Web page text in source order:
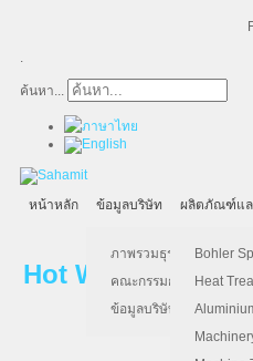
.
ค้นหา...
หน้าหลัก ข้อมูลบริษัท
ภาพรวมธุรกิจ
คณะกรรมการบริษัท
ข้อมูลบริษัท
ผลิตภัณฑ์แล
Bohler
Heat
Hot Work Tool